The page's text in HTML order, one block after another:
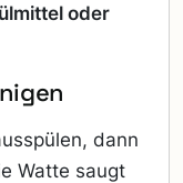
oder
dann
Watte saugt